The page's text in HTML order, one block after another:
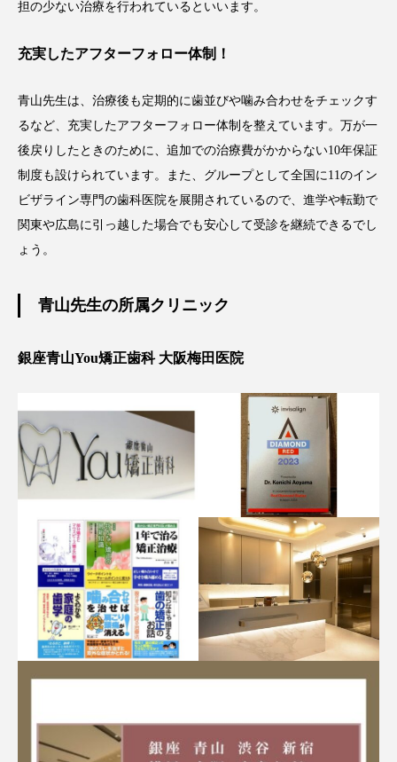
担の少ない治療を行われているといいます。
充実したアフターフォロー体制！
青山先生は、治療後も定期的に歯並びや噛み合わせをチェックす
るなど、充実したアフターフォロー体制を整えています。万が一
後戻りしたときのために、追加での治療費がかからない10年保証
制度も設けられています。また、グループとして全国に11のイン
ビザライン専門の歯科医院を展開されているので、進学や転勤で
関東や広島に引っ越した場合でも安心して受診を継続できるでし
ょう。
青山先生の所属クリニック
銀座青山You矯正歯科 大阪梅田医院